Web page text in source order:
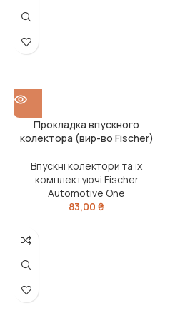
Прокладка впускного
колектора (вир-во Fischer)
Впускні колектори та їх
комплектуючі Fischer
Automotive One
83,00 ₴